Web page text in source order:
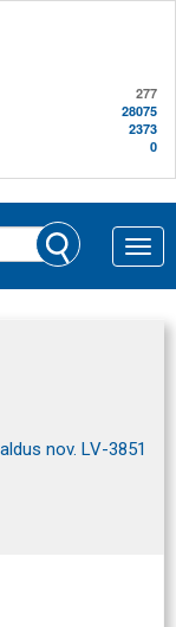
277
28075
2373
0
Toggle
nov. LV-3851